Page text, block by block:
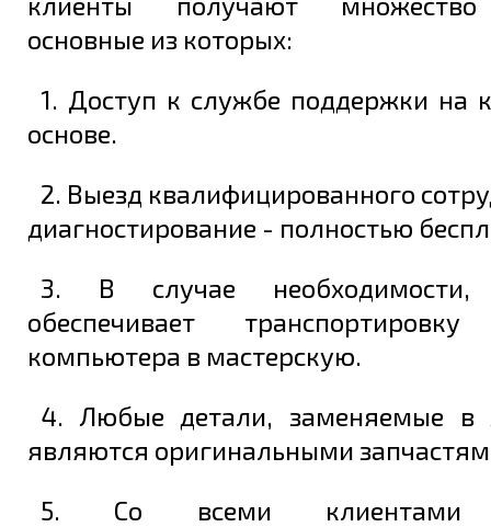
основные из которых:
1. Доступ к службе поддержки на
основе.
2. Выезд квалифицированного
диагностирование - полностью
3. В случае необходимости,
обеспечивает
компьютера в мастерскую.
4. Любые детали, заменяемые в
являются оригинальными
5. Со всеми клиентами